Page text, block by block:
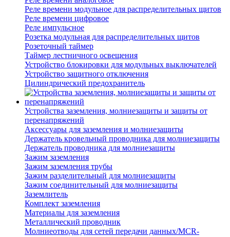
Реле времени модульное для распределительных щитов
Реле времени цифровое
Реле импульсное
Розетка модульная для распределительных щитов
Розеточный таймер
Таймер лестничного освещения
Устройство блокировки для модульных выключателей
Устройство защитного отключения
Цилиндрический предохранитель
Устройства заземления, молниезащиты и защиты от
перенапряжений
Аксессуары для заземления и молниезащиты
Держатель кровельный проводника для молниезащиты
Держатель проводника для молниезащиты
Зажим заземления
Зажим заземления трубы
Зажим разделительный для молниезащиты
Зажим соединительный для молниезащиты
Заземлитель
Комплект заземления
Материалы для заземления
Металлический проводник
Молниеотводы для сетей передачи данных/MCR-